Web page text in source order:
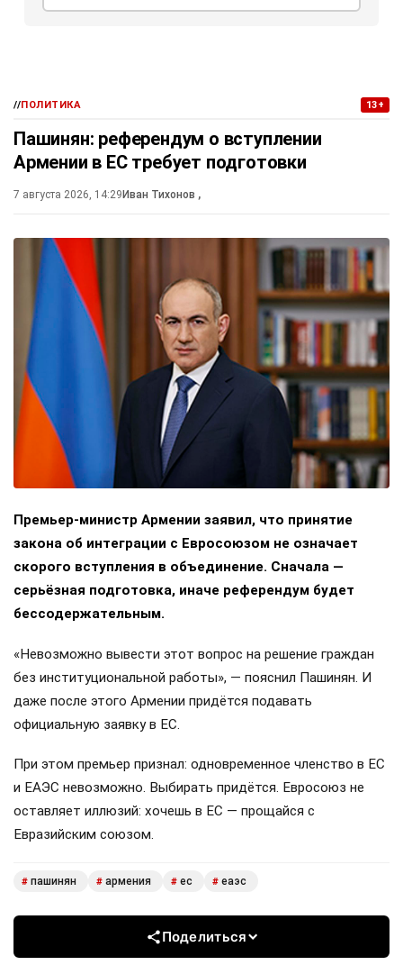
//ПОЛИТИКА 13+
Пашинян: референдум о вступлении
Армении в ЕС требует подготовки
7 августа 2026, 14:29Иван Тихонов ,
Премьер-министр Армении заявил, что принятие
закона об интеграции с Евросоюзом не означает
скорого вступления в объединение. Сначала —
серьёзная подготовка, иначе референдум будет
бессодержательным.
«Невозможно вывести этот вопрос на решение граждан
без институциональной работы», — пояснил Пашинян. И
даже после этого Армении придётся подавать
официальную заявку в ЕС.
При этом премьер признал: одновременное членство в ЕС
и ЕАЭС невозможно. Выбирать придётся. Евросоюз не
оставляет иллюзий: хочешь в ЕС — прощайся с
Евразийским союзом.
# пашинян # армения # ес # еаэс
Поделиться